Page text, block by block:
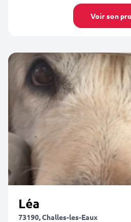
Voir son
Léa
73190, Challes-les-Eaux